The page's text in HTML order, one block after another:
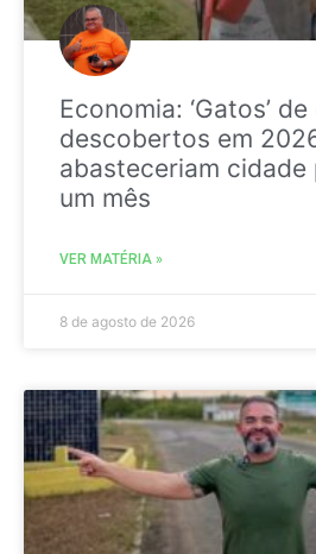
Economia: ‘Gatos’
descobertos em
abasteceriam
um mês
VER MATÉRIA »
8 de agosto de 2026